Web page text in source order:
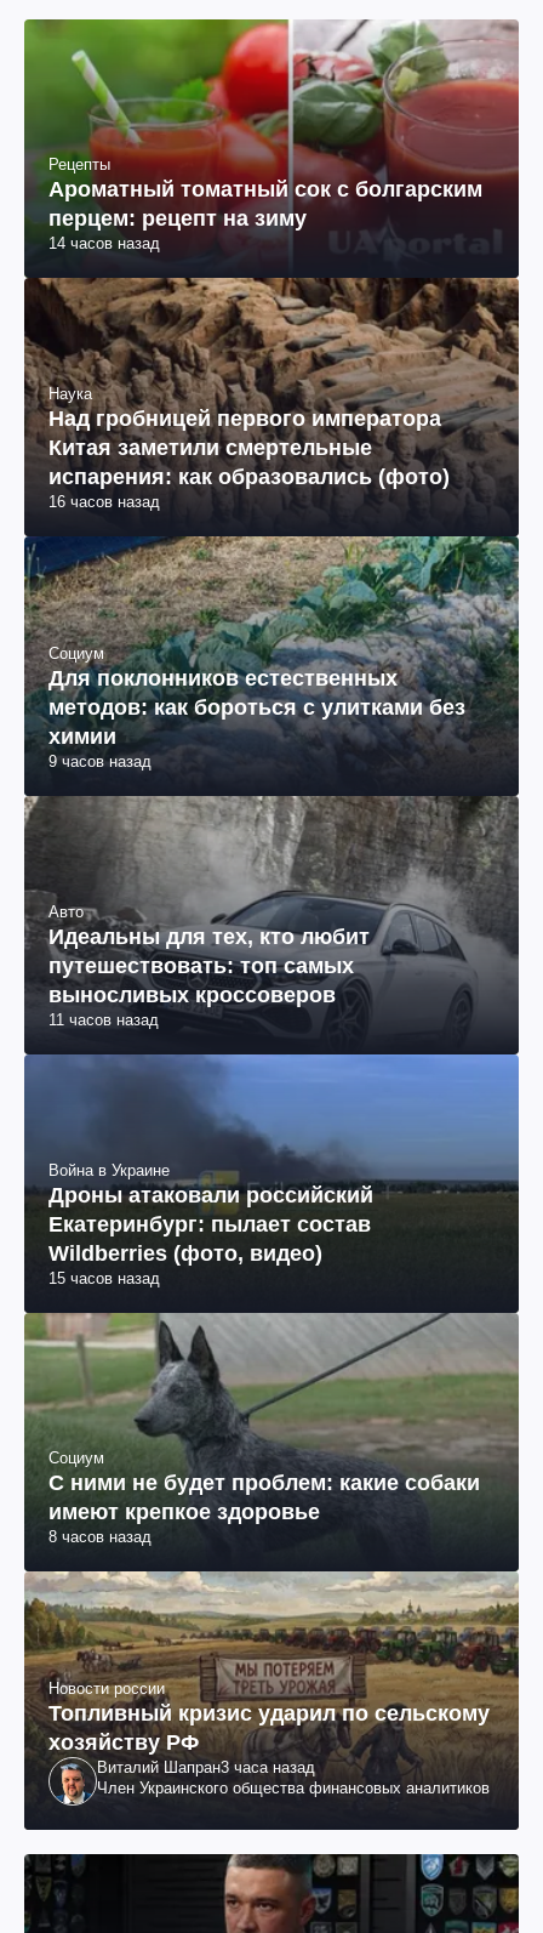
Рецепты
Ароматный томатный сок с болгарским
перцем: рецепт на зиму
14 часов назад
Наука
Над гробницей первого императора
Китая заметили смертельные
испарения: как образовались (фото)
16 часов назад
Социум
Для поклонников естественных
методов: как бороться с улитками без
химии
9 часов назад
Авто
Идеальны для тех, кто любит
путешествовать: топ самых
выносливых кроссоверов
11 часов назад
Война в Украине
Дроны атаковали российский
Екатеринбург: пылает состав
Wildberries (фото, видео)
15 часов назад
Социум
С ними не будет проблем: какие собаки
имеют крепкое здоровье
8 часов назад
Новости россии
Топливный кризис ударил по сельскому
хозяйству РФ
Виталий Шапран3 часа назад
Член Украинского общества финансовых аналитиков